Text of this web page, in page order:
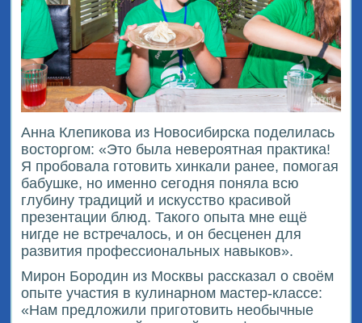
Анна Клепикова из Новосибирска поделилась
восторгом: «Это была невероятная практика!
Я пробовала готовить хинкали ранее, помогая
бабушке, но именно сегодня поняла всю
глубину традиций и искусство красивой
презентации блюд. Такого опыта мне ещё
нигде не встречалось, и он бесценен для
развития профессиональных навыков».
Мирон Бородин из Москвы рассказал о своём
опыте участия в кулинарном мастер-классе:
«Нам предложили приготовить необычные